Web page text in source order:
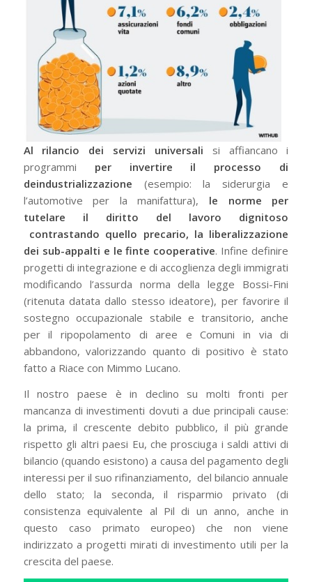
Al rilancio dei servizi universali si affiancano i
programmi per invertire il processo di
deindustrializzazione (esempio: la siderurgia e
l’automotive per la manifattura), le norme per
tutelare il diritto del lavoro dignitoso
contrastando quello precario, la liberalizzazione
dei sub-appalti e le finte cooperative. Infine definire
progetti di integrazione e di accoglienza degli immigrati
modificando l’assurda norma della legge Bossi-Fini
(ritenuta datata dallo stesso ideatore), per favorire il
sostegno occupazionale stabile e transitorio, anche
per il ripopolamento di aree e Comuni in via di
abbandono, valorizzando quanto di positivo è stato
fatto a Riace con Mimmo Lucano.
Il nostro paese è in declino su molti fronti per
mancanza di investimenti dovuti a due principali cause:
la prima, il crescente debito pubblico, il più grande
rispetto gli altri paesi Eu, che prosciuga i saldi attivi di
bilancio (quando esistono) a causa del pagamento degli
interessi per il suo rifinanziamento, del bilancio annuale
dello stato; la seconda, il risparmio privato (di
consistenza equivalente al Pil di un anno, anche in
questo caso primato europeo) che non viene
indirizzato a progetti mirati di investimento utili per la
crescita del paese.